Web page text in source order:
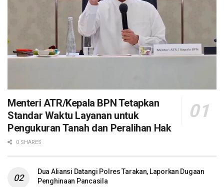
Menteri ATR/Kepala BPN Tetapkan
Standar Waktu Layanan untuk
Pengukuran Tanah dan Peralihan Hak
0 SHARES
Dua Aliansi Datangi Polres Tarakan, Laporkan Dugaan
Penghinaan Pancasila